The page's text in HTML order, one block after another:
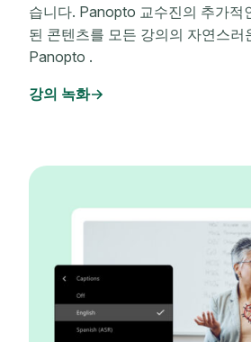
습니다. Panopto 교수진의 추가적
된 콘텐츠를 모든 강의의 자연스러
Panopto .
강의 녹화